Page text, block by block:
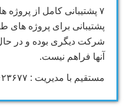
۷ پشتیبانی کامل از پروژه
پشتیبانی برای پروژه
شرکت دیگری بوده و در
آنها فراهم نیست.
مستقیم با مدیریت : ۰۹۱۲۲۶۲۳۶۷۷